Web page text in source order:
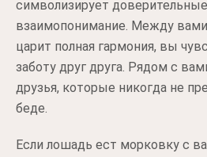
символизирует
взаимопонимание. Между
царит полная гармония, вы
заботу друг друга. Рядом с
друзья, которые никогда не
беде.
Если лошадь ест морковку с